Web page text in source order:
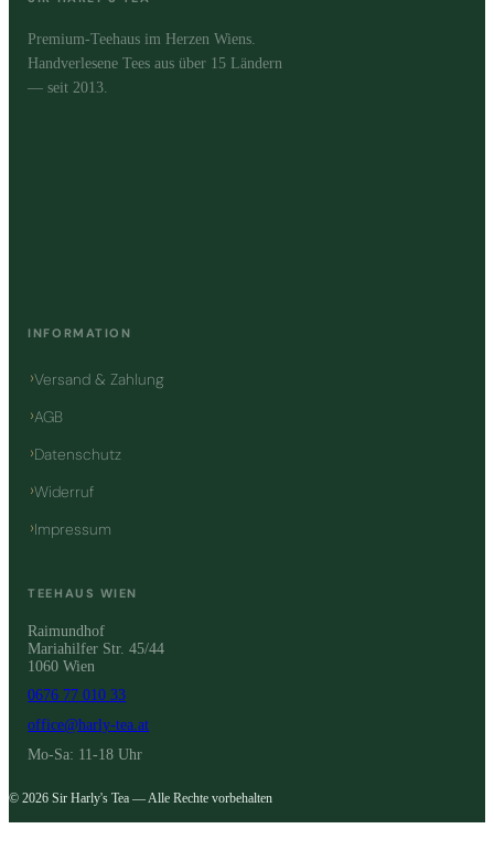
Premium-Teehaus im Herzen Wiens.
Handverlesene Tees aus über 15 Ländern
— seit 2013.
INFORMATION
Versand & Zahlung
AGB
Datenschutz
Widerruf
Impressum
TEEHAUS WIEN
Raimundhof
Mariahilfer Str. 45/44
1060 Wien
0676 77 010 33
office@harly-tea.at
Mo-Sa: 11-18 Uhr
© 2026 Sir Harly's Tea — Alle Rechte vorbehalten